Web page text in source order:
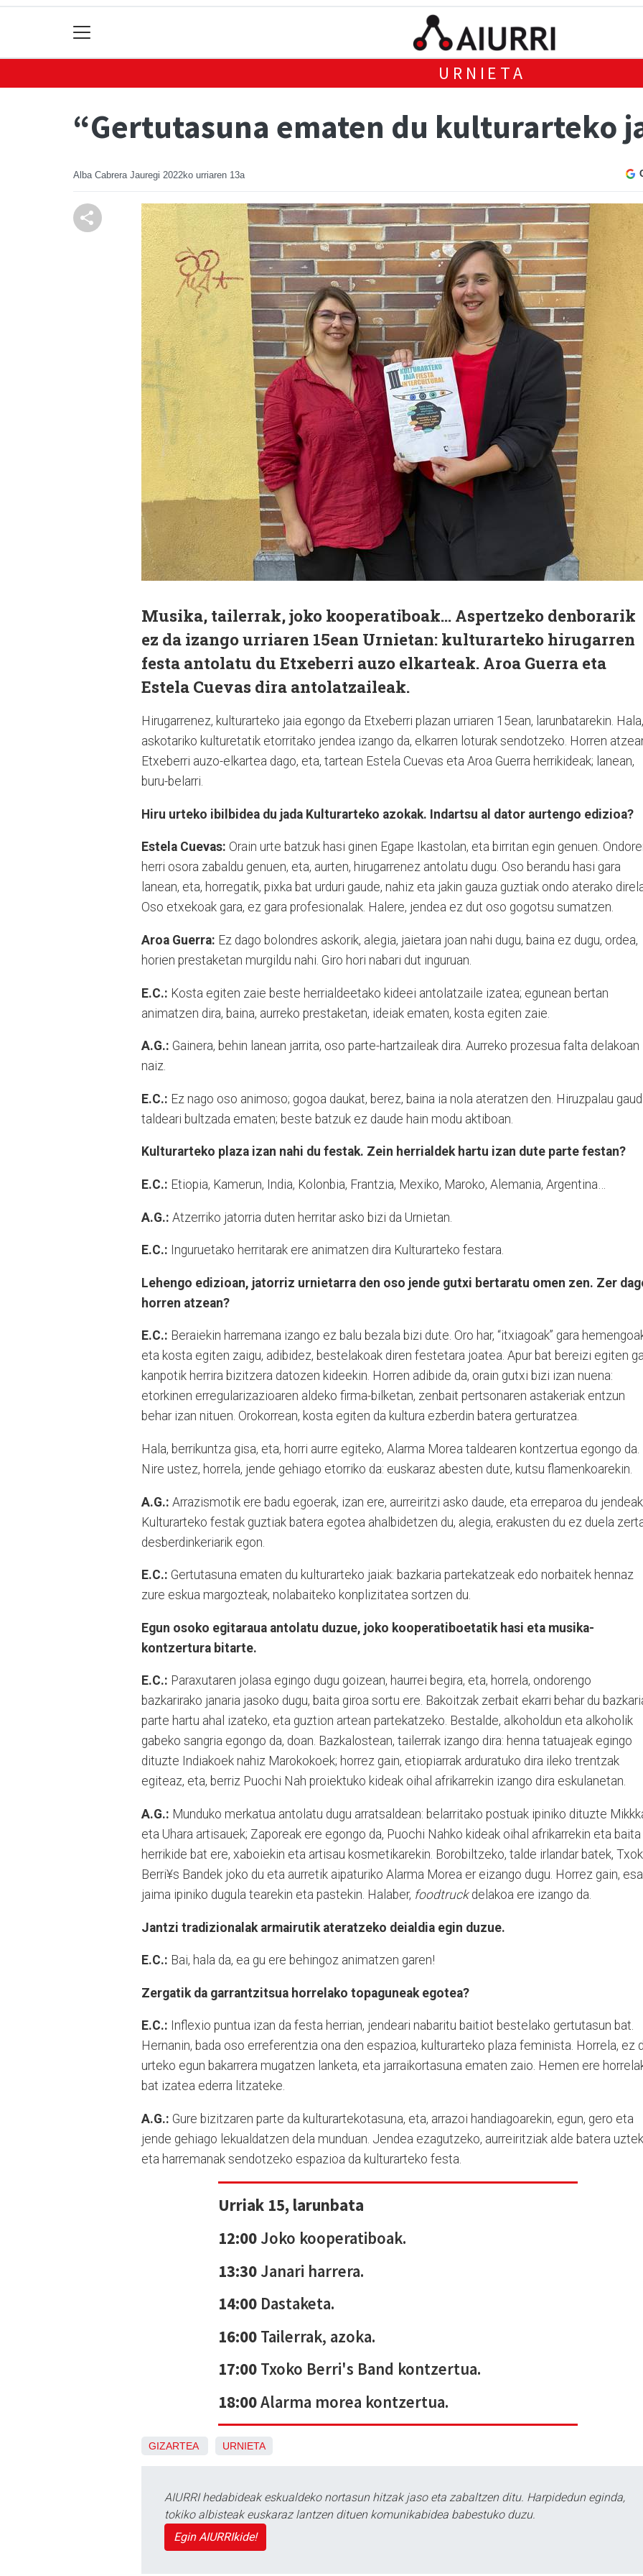
URNIETA
“Gertutasuna ematen du kulturarteko
Alba Cabrera Jauregi 2022ko urriaren 13a
Musika, tailerrak, joko kooperatiboak… Aspertzeko denborarik
ez da izango urriaren 15ean Urnietan: kulturarteko hirugarren
festa antolatu du Etxeberri auzo elkarteak. Aroa Guerra eta
Estela Cuevas dira antolatzaileak.
Hirugarrenez, kulturarteko jaia egongo da Etxeberri plazan urriaren 15ean, larunbatarekin. Hala,
askotariko kulturetatik etorritako jendea izango da, elkarren loturak sendotzeko. Horren
Etxeberri auzo-elkartea dago, eta, tartean Estela Cuevas eta Aroa Guerra herrikideak; lanean,
buru-belarri.
Hiru urteko ibilbidea du jada Kulturarteko azokak. Indartsu al dator aurtengo edizioa?
Estela Cuevas: Orain urte batzuk hasi ginen Egape Ikastolan, eta birritan egin genuen.
herri osora zabaldu genuen, eta, aurten, hirugarrenez antolatu dugu. Oso berandu hasi gara
lanean, eta, horregatik, pixka bat urduri gaude, nahiz eta jakin gauza guztiak ondo aterako
Oso etxekoak gara, ez gara profesionalak. Halere, jendea ez dut oso gogotsu sumatzen.
Aroa Guerra: Ez dago bolondres askorik, alegia, jaietara joan nahi dugu, baina ez dugu, ordea,
horien prestaketan murgildu nahi. Giro hori nabari dut inguruan.
E.C.: Kosta egiten zaie beste herrialdeetako kideei antolatzaile izatea; egunean bertan
animatzen dira, baina, aurreko prestaketan, ideiak ematen, kosta egiten zaie.
A.G.: Gainera, behin lanean jarrita, oso parte-hartzaileak dira. Aurreko prozesua falta delakoan
naiz.
E.C.: Ez nago oso animoso; gogoa daukat, berez, baina ia nola ateratzen den. Hiruzpalau
taldeari bultzada ematen; beste batzuk ez daude hain modu aktiboan.
Kulturarteko plaza izan nahi du festak. Zein herrialdek hartu izan dute parte festan?
E.C.: Etiopia, Kamerun, India, Kolonbia, Frantzia, Mexiko, Maroko, Alemania, Argentina…
A.G.: Atzerriko jatorria duten herritar asko bizi da Urnietan.
E.C.: Inguruetako herritarak ere animatzen dira Kulturarteko festara.
Lehengo edizioan, jatorriz urnietarra den oso jende gutxi bertaratu omen zen. Zer
horren atzean?
E.C.: Beraiekin harremana izango ez balu bezala bizi dute. Oro har, “itxiagoak” gara
eta kosta egiten zaigu, adibidez, bestelakoak diren festetara joatea. Apur bat bereizi egiten
kanpotik herrira bizitzera datozen kideekin. Horren adibide da, orain gutxi bizi izan nuena:
etorkinen erregularizazioaren aldeko firma-bilketan, zenbait pertsonaren astakeriak entzun
behar izan nituen. Orokorrean, kosta egiten da kultura ezberdin batera gerturatzea.
Hala, berrikuntza gisa, eta, horri aurre egiteko, Alarma Morea taldearen kontzertua egongo da.
Nire ustez, horrela, jende gehiago etorriko da: euskaraz abesten dute, kutsu flamenkoarekin.
A.G.: Arrazismotik ere badu egoerak, izan ere, aurreiritzi asko daude, eta erreparoa du
Kulturarteko festak guztiak batera egotea ahalbidetzen du, alegia, erakusten du ez duela
desberdinkeriarik egon.
E.C.: Gertutasuna ematen du kulturarteko jaiak: bazkaria partekatzeak edo norbaitek hennaz
zure eskua margozteak, nolabaiteko konplizitatea sortzen du.
Egun osoko egitaraua antolatu duzue, joko kooperatiboetatik hasi eta musika-
kontzertura bitarte.
E.C.: Paraxutaren jolasa egingo dugu goizean, haurrei begira, eta, horrela, ondorengo
bazkarirako janaria jasoko dugu, baita giroa sortu ere. Bakoitzak zerbait ekarri behar du
parte hartu ahal izateko, eta guztion artean partekatzeko. Bestalde, alkoholdun eta alkoholik
gabeko sangria egongo da, doan. Bazkalostean, tailerrak izango dira: henna tatuajeak egingo
dituzte Indiakoek nahiz Marokokoek; horrez gain, etiopiarrak arduratuko dira ileko trentzak
egiteaz, eta, berriz Puochi Nah proiektuko kideak oihal afrikarrekin izango dira eskulanetan.
A.G.: Munduko merkatua antolatu dugu arratsaldean: belarritako postuak ipiniko dituzte
eta Uhara artisauek; Zaporeak ere egongo da, Puochi Nahko kideak oihal afrikarrekin eta baita
herrikide bat ere, xaboiekin eta artisau kosmetikarekin. Borobiltzeko, talde irlandar batek,
Berri¥s Bandek joko du eta aurretik aipaturiko Alarma Morea er eizango dugu. Horrez gain,
jaima ipiniko dugula tearekin eta pastekin. Halaber, foodtruckdelakoa ere izango da.
Jantzi tradizionalak armairutik ateratzeko deialdia egin duzue.
E.C.: Bai, hala da, ea gu ere behingoz animatzen garen!
Zergatik da garrantzitsua horrelako topaguneak egotea?
E.C.: Inflexio puntua izan da festa herrian, jendeari nabaritu baitiot bestelako gertutasun bat.
Hernanin, bada oso erreferentzia ona den espazioa, kulturarteko plaza feminista. Horrela, ez
urteko egun bakarrera mugatzen lanketa, eta jarraikortasuna ematen zaio. Hemen ere
bat izatea ederra litzateke.
A.G.: Gure bizitzaren parte da kulturartekotasuna, eta, arrazoi handiagoarekin, egun, gero eta
jende gehiago lekualdatzen dela munduan. Jendea ezagutzeko, aurreiritziak alde batera
eta harremanak sendotzeko espazioa da kulturarteko festa.
Urriak 15, larunbata
12:00 Joko kooperatiboak.
13:30 Janari harrera.
14:00 Dastaketa.
16:00 Tailerrak, azoka.
17:00 Txoko Berri's Band kontzertua.
18:00Alarma morea kontzertua.
GIZARTEA URNIETA
AIURRI hedabideak eskualdeko nortasun hitzak jaso eta zabaltzen ditu. Harpidedun eginda,
tokiko albisteak euskaraz lantzen dituen komunikabidea babestuko duzu.
Egin AIURRIkide!